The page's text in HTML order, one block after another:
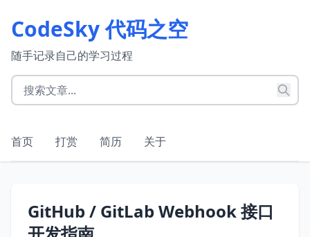
CodeSky 代码之空
随手记录自己的学习过程
首页 打赏 简历 关于
GitHub / GitLab Webhook 接口